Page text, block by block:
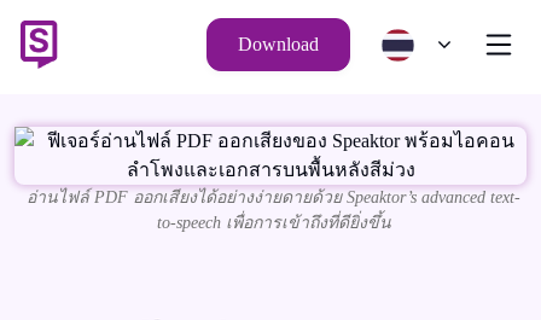
Download
อ่านไฟล์ PDF ออกเสียงได้อย่างง่ายดายด้วย Speaktor’s advanced text-
to-speech เพื่อการเข้าถึงที่ดียิ่งขึ้น